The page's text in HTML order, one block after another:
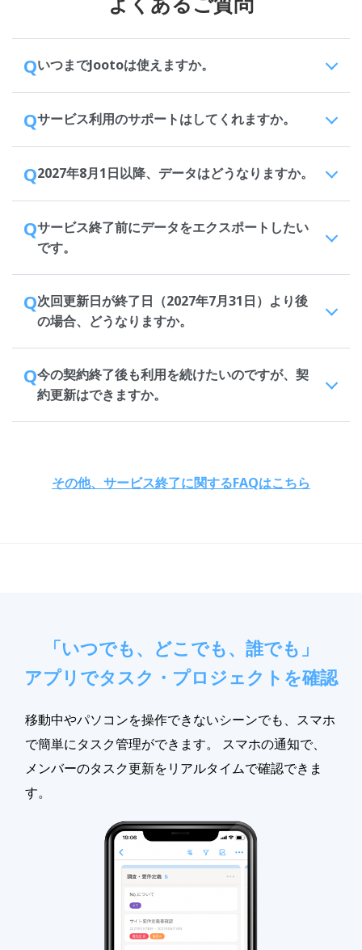
QいつまでJootoは使えますか。
Qサービス利用のサポートはしてくれますか。
Q2027年8月1日以降、データはどうなりますか。
Qサービス終了前にデータをエクスポートしたい
です。
Q次回更新日が終了日（2027年7月31日）より後
の場合、どうなりますか。
Q今の契約終了後も利用を続けたいのですが、契
約更新はできますか。
その他、サービス終了に関するFAQはこちら
「いつでも、どこでも、誰でも」
アプリでタスク・プロジェクトを確認
移動中やパソコンを操作できないシーンでも、スマホ
で簡単にタスク管理ができます。 スマホの通知で、
メンバーのタスク更新をリアルタイムで確認できま
す。